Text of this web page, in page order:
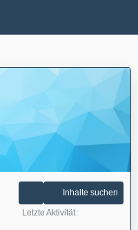
Inhalte suchen
Letzte Aktivität